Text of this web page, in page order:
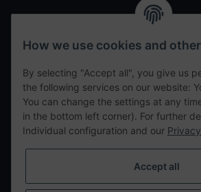
https://www.wannavapor.de/Filialen
your personal site
contact details
tweet
teilen
How we use cookies and
By selecting "Accept all", you give us
the following services on our website:
You can change the settings at any
in the bottom left corner). For further
Individual configuration and our
Accept all